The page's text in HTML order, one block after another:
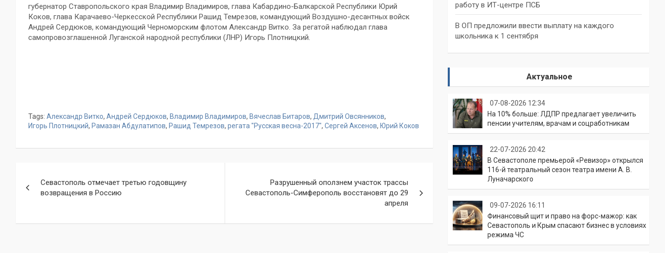
губернатор Ставропольского края Владимир Владимиров, глава Кабардино-Балкарской Республики Юрий
Коков, глава Карачаево-Черкесской Республики Рашид Темрезов, командующий Воздушно-десантных войск
Андрей Сердюков, командующий Черноморским флотом Александр Витко. За регатой наблюдал глава
самопровозглашенной Луганской народной республики (ЛНР) Игорь Плотницкий.
Tags: Александр Витко, Андрей Сердюков, Владимир Владимиров, Вячеслав Битаров, Дмитрий Овсянников,
Игорь Плотницкий, Рамазан Абдулатипов, Рашид Темрезов, регата "Русская весна-2017", Сергей Аксенов, Юрий Коков
по
Севастополь отмечает третью годовщину
возвращения в Россию
Разрушенный оползнем участок трассы
Севастополь-Симферополь восстановят до 29
апреля
работу в ИТ-центре ПСБ
В ОП предложили ввести выплату на каждого
школьника к 1 сентября
Актуальное
07-08-2026 12:34
На 10% больше: ЛДПР предлагает увеличить
пенсии учителям, врачам и соцработникам
22-07-2026 20:42
В Севастополе премьерой «Ревизор» открылся
116-й театральный сезон театра имени А. В.
Луначарского
09-07-2026 16:11
Финансовый щит и право на форс-мажор: как
Севастополь и Крым спасают бизнес в условиях
режима ЧС